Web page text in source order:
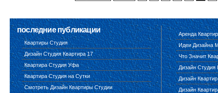
последние публикации
Квартиры Студия
Дизайн Студия Квартира 17
Квартира Студия Уфа
Квартира Студия на Сутки
Смотреть Дизайн Квартиры Студии
Аренда
Идеи Дизайна
Что Значит
Дизайн Студия
Дизайн
Дизайн